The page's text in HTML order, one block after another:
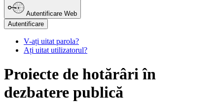
Autentificare Web
Autentificare
V-ați uitat parola?
Ați uitat utilizatorul?
Proiecte de hotărâri în
dezbatere publică